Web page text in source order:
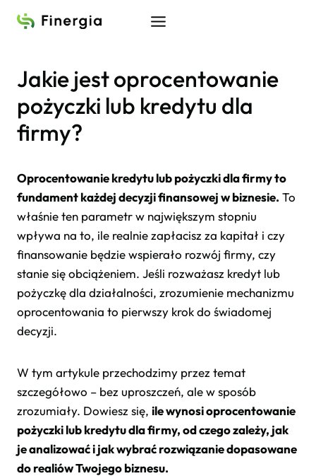
Jakie jest oprocentowanie
pożyczki lub kredytu dla
firmy?
Oprocentowanie kredytu lub pożyczki dla firmy to
fundament każdej decyzji finansowej w biznesie. To
właśnie ten parametr w największym stopniu
wpływa na to, ile realnie zapłacisz za kapitał i czy
finansowanie będzie wspierało rozwój firmy, czy
stanie się obciążeniem. Jeśli rozważasz kredyt lub
pożyczkę dla działalności, zrozumienie mechanizmu
oprocentowania to pierwszy krok do świadomej
decyzji.
W tym artykule przechodzimy przez temat
szczegółowo – bez uproszczeń, ale w sposób
zrozumiały. Dowiesz się, ile wynosi oprocentowanie
pożyczki lub kredytu dla firmy, od czego zależy, jak
je analizować i jak wybrać rozwiązanie dopasowane
do realiów Twojego biznesu.